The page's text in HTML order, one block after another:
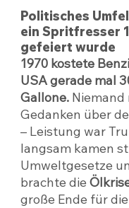
Politisches
ein Spritfresser
gefeiert wurde
1970 kostete
USA gerade mal
Gallone. Niemand
Gedanken über
– Leistung war
langsam kamen
Umweltgesetze
brachte die
große Ende für